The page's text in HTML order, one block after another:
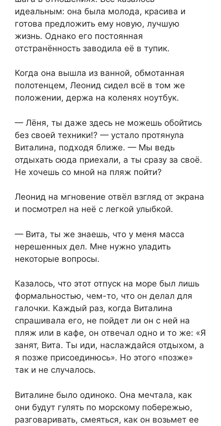
идеальным: она была молода, красива и
готова предложить ему новую, лучшую
жизнь. Однако его постоянная
отстранённость заводила её в тупик.
Когда она вышла из ванной, обмотанная
полотенцем, Леонид сидел всё в том же
положении, держа на коленях ноутбук.
— Лёня, ты даже здесь не можешь обойтись
без своей техники!? — устало протянула
Виталина, подходя ближе. — Мы ведь
отдыхать сюда приехали, а ты сразу за своё.
Не хочешь со мной на пляж пойти?
Леонид на мгновение отвёл взгляд от экрана
и посмотрел на неё с легкой улыбкой.
— Вита, ты же знаешь, что у меня масса
нерешенных дел. Мне нужно уладить
некоторые вопросы.
Казалось, что этот отпуск на море был лишь
формальностью, чем-то, что он делал для
галочки. Каждый раз, когда Виталина
спрашивала его, не пойдет ли он с ней на
пляж или в кафе, он отвечал одно и то же: «Я
занят, Вита. Ты иди, наслаждайся отдыхом, а
я позже присоединюсь». Но этого «позже»
так и не случалось.
Виталине было одиноко. Она мечтала, как
они будут гулять по морскому побережью,
разговаривать, смеяться, как он возьмет ее